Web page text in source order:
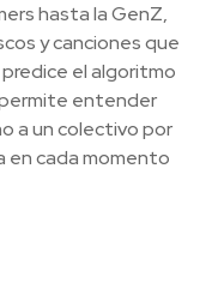
hasta la GenZ,
y canciones que
el algoritmo
entender
a un colectivo por
en cada momento